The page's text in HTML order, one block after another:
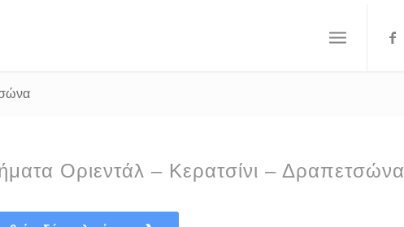
Οριεντάλ – Κερατσίνι – Δραπετσώνα